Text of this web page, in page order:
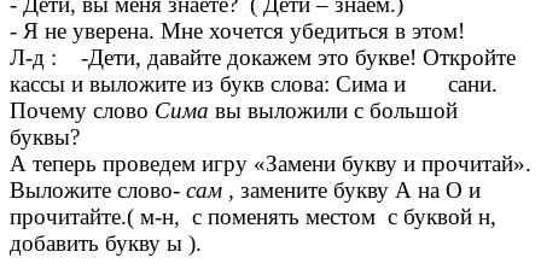
- Я не уверена. Мне хочется убедиться в этом!
Л-д : -Дети, давайте докажем это букве! Откройте
кассы и выложите из букв слова: Сима и сани.
Почему слово Сима вы выложили с большой
буквы?
А теперь проведем игру «Замени букву и прочитай».
Выложите слово- сам , замените букву А на О и
прочитайте.( м-н, с поменять местом с буквой н,
добавить букву ы ).